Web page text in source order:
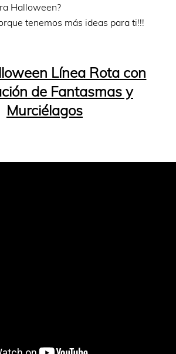
Halloween?
tenemos más ideas para ti!!!
Línea Rota con
de Fantasmas y
Murciélagos